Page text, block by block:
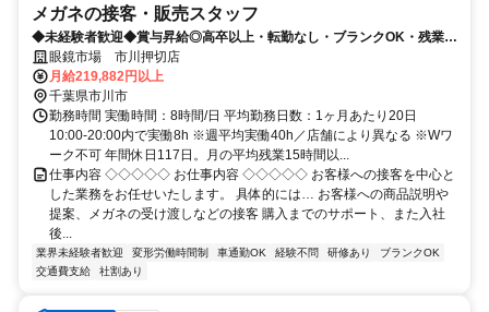
メガネの接客・販売スタッフ
◆未経験者歓迎◆賞与昇給◎高卒以上・転勤なし・ブランクOK・残業少
なめ・業界No1！
眼鏡市場 市川押切店
月給219,882円以上
千葉県市川市
勤務時間 実働時間：8時間/日 平均勤務日数：1ヶ月あたり20日
10:00-20:00内で実働8h ※週平均実働40h／店舗により異なる ※Wワ
ーク不可 年間休日117日。月の平均残業15時間以...
仕事内容 ◇◇◇◇◇ お仕事内容 ◇◇◇◇◇ お客様への接客を中心と
した業務をお任せいたします。 具体的には… お客様への商品説明や
提案、メガネの受け渡しなどの接客 購入までのサポート、また入社
後...
業界未経験者歓迎 変形労働時間制 車通勤OK 経験不問 研修あり
ブランクOK
交通費支給
社割あり